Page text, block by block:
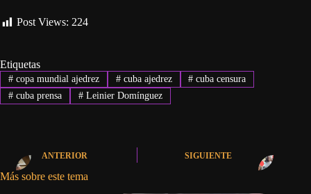
Post Views: 224
Etiquetas
#copa mundial ajedrez #cuba ajedrez # cuba censura
#cuba prensa #Leinier Domínguez
ANTERIOR SIGUIENTE
Más sobre este tema